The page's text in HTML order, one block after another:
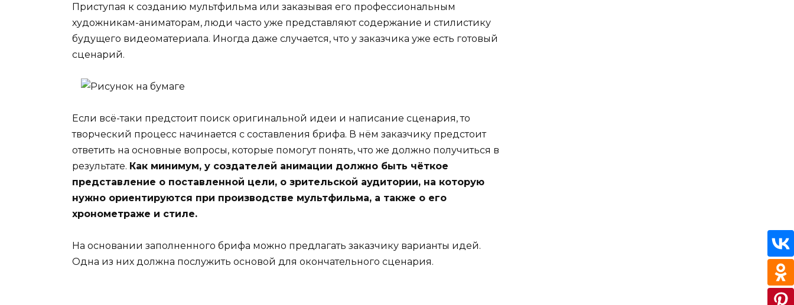
Приступая к созданию мультфильма или заказывая его профессиональным
художникам-аниматорам, люди часто уже представляют содержание и стилистику
будущего видеоматериала. Иногда даже случается, что у заказчика уже есть готовый
сценарий.
Если всё-таки предстоит поиск оригинальной идеи и написание сценария, то
творческий процесс начинается с составления брифа. В нём заказчику предстоит
ответить на основные вопросы, которые помогут понять, что же должно получиться в
результате. Как минимум, у создателей анимации должно быть чёткое
представление о поставленной цели, о зрительской аудитории, на которую
нужно ориентируются при производстве мультфильма, а также о его
хронометраже и стиле.
На основании заполненного брифа можно предлагать заказчику варианты идей.
Одна из них должна послужить основой для окончательного сценария.